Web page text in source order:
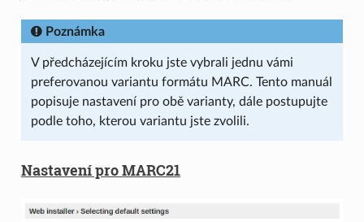
Poznámka
V předcházejícím kroku jste vybrali jednu vámi
preferovanou variantu formátu MARC. Tento manuál
popisuje nastavení pro obě varianty, dále postupujte
podle toho, kterou variantu jste zvolili.
Nastavení pro MARC21